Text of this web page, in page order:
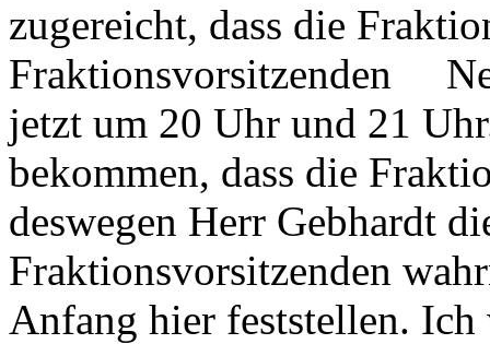
zugereicht, dass die
Fraktionsvorsitzenden
jetzt um 20 Uhr und 21
bekommen, dass die
deswegen Herr Gebhardt
Fraktionsvorsitzenden
Anfang hier feststellen.